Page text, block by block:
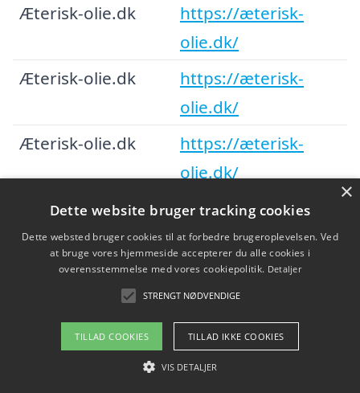
Æterisk-olie.dk
https://æterisk-
olie.dk/
Æterisk-olie.dk
https://æterisk-
olie.dk/
Æterisk-olie.dk
https://æterisk-
olie.dk/
Æterisk-olie.dk
https://æterisk-
olie.dk/
Æterisk-olie.dk
https://æterisk-
olie.dk/
Æterisk-olie.dk
https://æterisk-
olie.dk/
×
Dette website bruger tracking cookies
Dette websted bruger cookies til at forbedre brugeroplevelsen. Ved
at bruge vores hjemmeside accepterer du alle cookies i
overensstemmelse med vores cookiepolitik. Detaljer
STRENGT NØDVENDIGE
TILLAD COOKIES TILLAD IKKE COOKIES
VIS DETALJER